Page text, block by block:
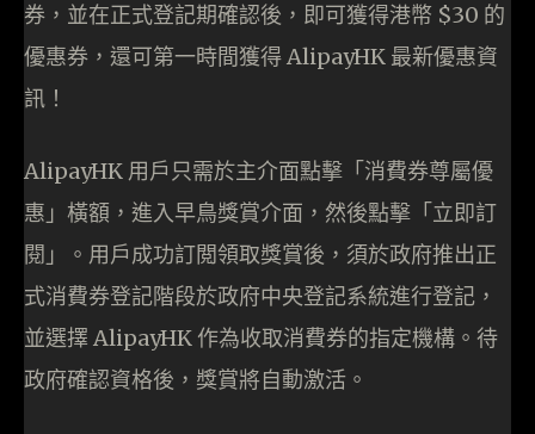
券，並在正式登記期確認後，即可獲得港幣 $30 的
優惠券，還可第一時間獲得 AlipayHK 最新優惠資
訊！
AlipayHK 用戶只需於主介面點擊「消費券尊屬優
惠」橫額，進入早鳥獎賞介面，然後點擊「立即訂
閱」。用戶成功訂閲領取獎賞後，須於政府推出正
式消費券登記階段於政府中央登記系統進行登記，
並選擇 AlipayHK 作為收取消費券的指定機構。待
政府確認資格後，獎賞將自動激活。